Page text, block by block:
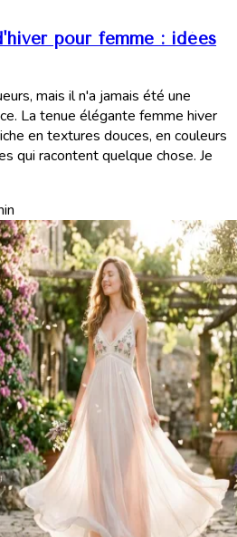
pour femme : idées
mais il n'a jamais été une
La tenue élégante femme hiver
en textures douces, en couleurs
qui racontent quelque chose. Je